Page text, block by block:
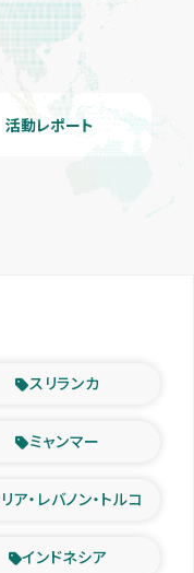
活動レポート
スリランカ
ミャンマー
ア・レバノン・トルコ
インドネシア